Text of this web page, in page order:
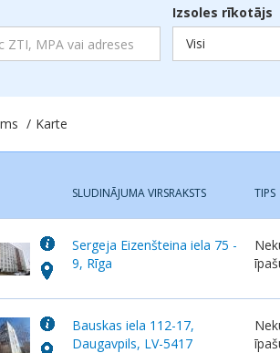
Izsoles rīkotājs
Visi
Karte
SLUDINĀJUMA VIRSRAKSTS TIPS
Sergeja Eizenšteina iela 75 -
9, Rīga
Bauskas iela 112-17,
Daugavpils, LV-5417